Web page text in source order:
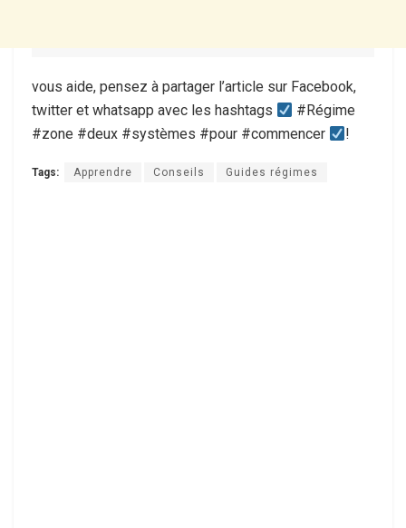
vous aide, pensez à partager l’article sur Facebook,
twitter et whatsapp avec les hashtags
#Régime
#zone #deux #systèmes #pour #commencer
!
Tags: Apprendre Conseils Guides régimes